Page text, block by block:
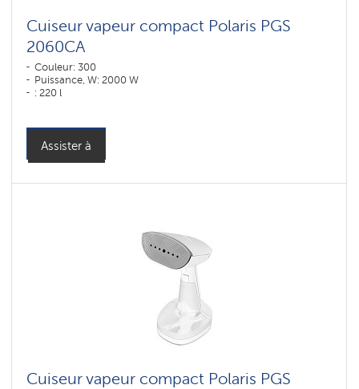
Cuiseur vapeur compact Polaris PGS
2060CA
Couleur: 300
Puissance, W: 2000 W
: 220 l
Assister à
Cuiseur vapeur compact Polaris PGS